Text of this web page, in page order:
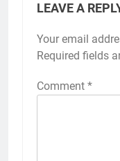
LEAVE A
Your email
Required fields
Comment *